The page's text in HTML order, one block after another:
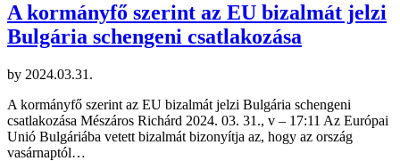
A kormányfő szerint az EU bizalmát jelzi
Bulgária schengeni csatlakozása
by 2024.03.31.
A kormányfő szerint az EU bizalmát jelzi Bulgária schengeni
csatlakozása Mészáros Richárd 2024. 03. 31., v – 17:11 Az Európai
Unió Bulgáriába vetett bizalmát bizonyítja az, hogy az ország
vasárnaptól…